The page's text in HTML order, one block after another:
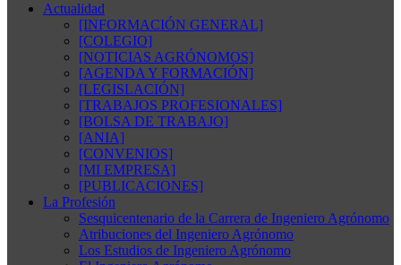
Actualidad
[INFORMACIÓN GENERAL]
[COLEGIO]
[NOTICIAS AGRÓNOMOS]
[AGENDA Y FORMACIÓN]
[LEGISLACIÓN]
[TRABAJOS PROFESIONALES]
[BOLSA DE TRABAJO]
[ANIA]
[CONVENIOS]
[MI EMPRESA]
[PUBLICACIONES]
La Profesión
Sesquicentenario de la Carrera de Ingeniero Agrónomo
Atribuciones del Ingeniero Agrónomo
Los Estudios de Ingeniero Agrónomo